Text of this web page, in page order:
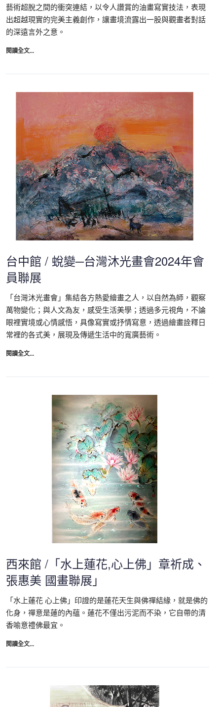
藝術超脫之間的衝突連結，以令人讚賞的油畫寫實技法，表現
出超越現實的完美主義創作，讓畫境流露出一股與觀畫者對話
的深遠言外之意。
閱讀全文...
台中館 / 蛻變─台灣沐光畫會2024年會
員聯展
「台灣沐光畫會」集結各方熱愛繪畫之人，以自然為師，觀察
萬物變化；與人文為友，感受生活美學；透過多元視角，不論
眼裡實境或心情感悟，具像寫實或抒情寫意，透過繪畫詮釋日
常裡的各式美，展現及傳遞生活中的寬廣藝術。
閱讀全文...
西來館 /「水上蓮花,心上佛」章祈成、
張惠美 國畫聯展」
「水上蓮花 心上佛」印證的是蓮花天生與佛禪結緣，就是佛的
化身，禪意是蓮的內蘊。蓮花不僅出污泥而不染，它自帶的清
香喻意禮佛最宜。
閱讀全文...